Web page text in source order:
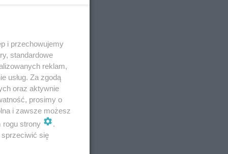
i przechowujemy
standardowe
reklam,
usług. Za zgodą
oraz aktywnie
prosimy o
i zawsze możesz
rogu strony
.
się